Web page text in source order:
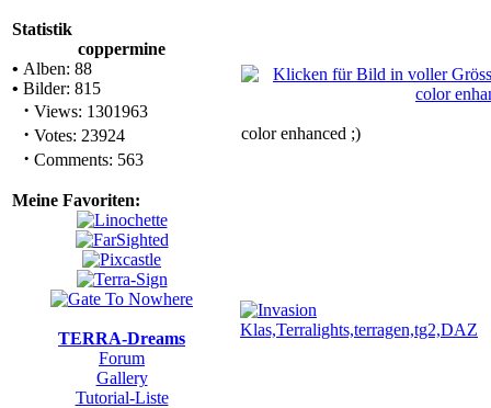
Statistik
coppermine
• Alben: 88
• Bilder: 815
· Views: 1301963
· Votes: 23924
· Comments: 563
Meine Favoriten:
TERRA-Dreams
Forum
Gallery
Tutorial-Liste
color enhanced ;)